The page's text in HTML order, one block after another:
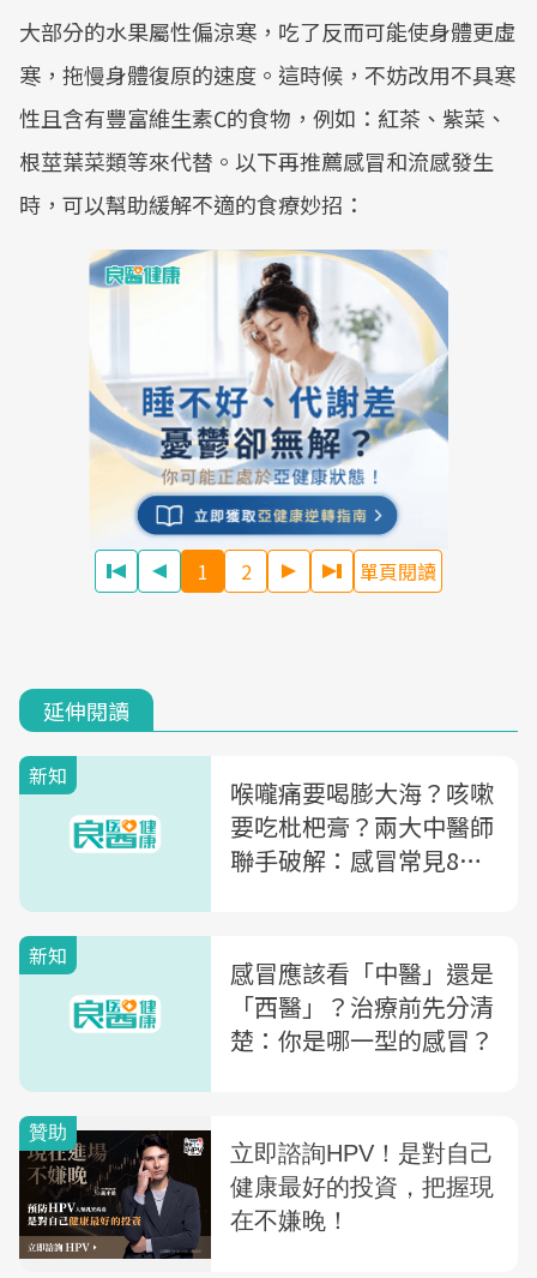
大部分的水果屬性偏涼寒，吃了反而可能使身體更虛
寒，拖慢身體復原的速度。這時候，不妨改用不具寒
性且含有豐富維生素C的食物，例如：紅茶、紫菜、
根莖葉菜類等來代替。以下再推薦感冒和流感發生
時，可以幫助緩解不適的食療妙招：
1 2 單頁閱讀
延伸閱讀
新知
喉嚨痛要喝膨大海？咳嗽
要吃枇杷膏？兩大中醫師
聯手破解：感冒常見8迷
新知
感冒應該看「中醫」還是
「西醫」？治療前先分清
楚：你是哪一型的感冒？